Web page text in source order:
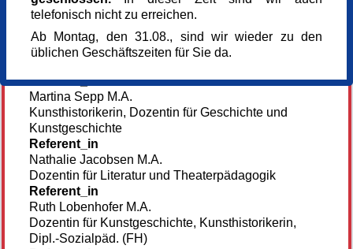
Frauenplatz
80331 München
Kursgebühr (7,00 für einzelne Termine)
Referent_in
Martina Sepp M.A.
Kunsthistorikerin, Dozentin für Geschichte und
Kunstgeschichte
Referent_in
Nathalie Jacobsen M.A.
Dozentin für Literatur und Theaterpädagogik
Referent_in
Ruth Lobenhofer M.A.
Dozentin für Kunstgeschichte, Kunsthistorikerin,
Dipl.-Sozialpäd. (FH)
telefonisch nicht zu erreichen.
Ab Montag, den 31.08., sind wir wieder zu den
üblichen Geschäftszeiten für Sie da.